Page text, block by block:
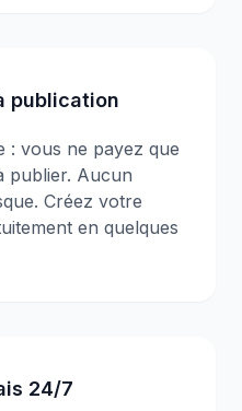
publication
: vous ne payez que
publier. Aucun
Créez votre
en quelques
24/7